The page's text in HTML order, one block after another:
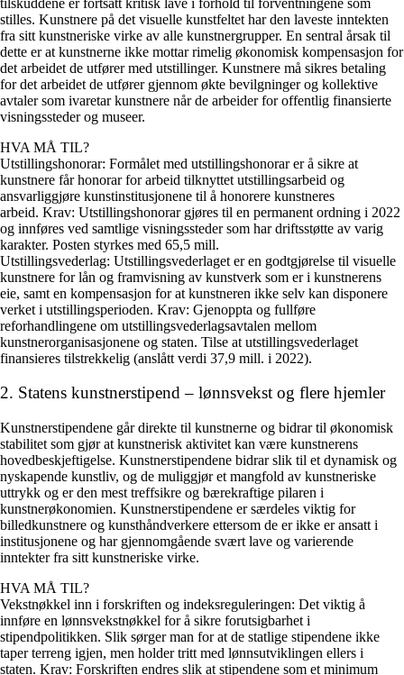
stilles. Kunstnere på det visuelle kunstfeltet har den laveste inntekten
fra sitt kunstneriske virke av alle kunstnergrupper. En sentral årsak til
dette er at kunstnerne ikke mottar rimelig økonomisk kompensasjon for
det arbeidet de utfører med utstillinger. Kunstnere må sikres betaling
for det arbeidet de utfører gjennom økte bevilgninger og kollektive
avtaler som ivaretar kunstnere når de arbeider for offentlig finansierte
visningssteder og museer.
HVA MÅ TIL?
Utstillingshonorar: Formålet med utstillingshonorar er å sikre at
kunstnere får honorar for arbeid tilknyttet utstillingsarbeid og
ansvarliggjøre kunstinstitusjonene til å honorere kunstneres
arbeid. Krav: Utstillingshonorar gjøres til en permanent ordning i 2022
og innføres ved samtlige visningssteder som har driftsstøtte av varig
karakter. Posten styrkes med 65,5 mill.
Utstillingsvederlag: Utstillingsvederlaget er en godtgjørelse til visuelle
kunstnere for lån og framvisning av kunstverk som er i kunstnerens
eie, samt en kompensasjon for at kunstneren ikke selv kan disponere
verket i utstillingsperioden. Krav: Gjenoppta og fullføre
reforhandlingene om utstillingsvederlagsavtalen mellom
kunstnerorganisasjonene og staten. Tilse at utstillingsvederlaget
finansieres tilstrekkelig (anslått verdi 37,9 mill. i 2022).
2. Statens kunstnerstipend – lønnsvekst og flere hjemler
Kunstnerstipendene går direkte til kunstnerne og bidrar til økonomisk
stabilitet som gjør at kunstnerisk aktivitet kan være kunstnerens
hovedbeskjeftigelse. Kunstnerstipendene bidrar slik til et dynamisk og
nyskapende kunstliv, og de muliggjør et mangfold av kunstneriske
uttrykk og er den mest treffsikre og bærekraftige pilaren i
kunstnerøkonomien. Kunstnerstipendene er særdeles viktig for
billedkunstnere og kunsthåndverkere ettersom de er ikke er ansatt i
institusjonene og har gjennomgående svært lave og varierende
inntekter fra sitt kunstneriske virke.
HVA MÅ TIL?
Vekstnøkkel inn i forskriften og indeksreguleringen: Det viktig å
innføre en lønnsvekstnøkkel for å sikre forutsigbarhet i
stipendpolitikken. Slik sørger man for at de statlige stipendene ikke
taper terreng igjen, men holder tritt med lønnsutviklingen ellers i
staten. Krav: Forskriften endres slik at stipendene som et minimum